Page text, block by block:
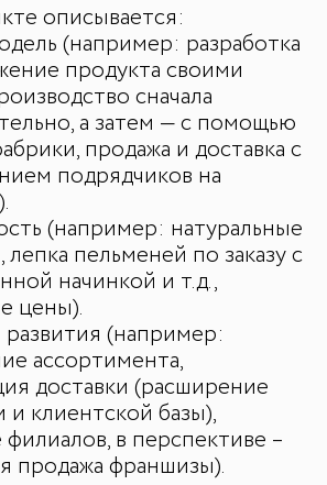
описывается:
(например: разработка
продукта своими
сначала
а затем — с помощью
продажа и доставка с
подрядчиков на
(например: натуральные
пельменей по заказу с
начинкой и т.д.,
цены).
(например:
ассортимента,
доставки (расширение
и клиентской базы),
в перспективе –
продажа франшизы).